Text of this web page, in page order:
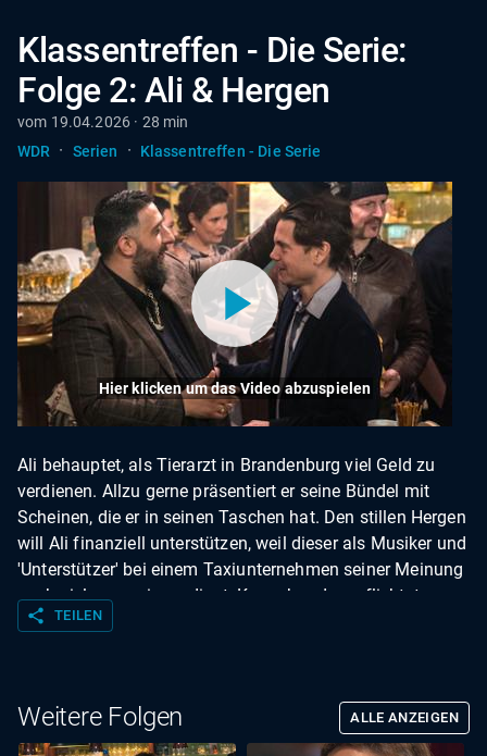
Klassentreffen - Die Serie:
Folge 2: Ali & Hergen
vom 19.04.2026 · 28 min
WDR
· Serien · Klassentreffen - Die Serie
Hier klicken um das Video abzuspielen
Ali behauptet, als Tierarzt in Brandenburg viel Geld zu
verdienen. Allzu gerne präsentiert er seine Bündel mit
Scheinen, die er in seinen Taschen hat. Den stillen Hergen
will Ali finanziell unterstützen, weil dieser als Musiker und
'Unterstützer' bei einem Taxiunternehmen seiner Meinung
nach viel zu wenig verdient. Kurzerhand verpflichtet er
den sensiblen Künstler, ihn durch den Abend zu begleiten.
share TEILEN
Weitere Folgen ALLE ANZEIGEN